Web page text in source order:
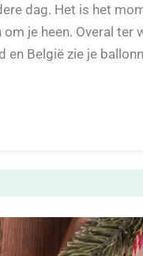
dag. Het is het
je heen. Overal ter
en België zie je